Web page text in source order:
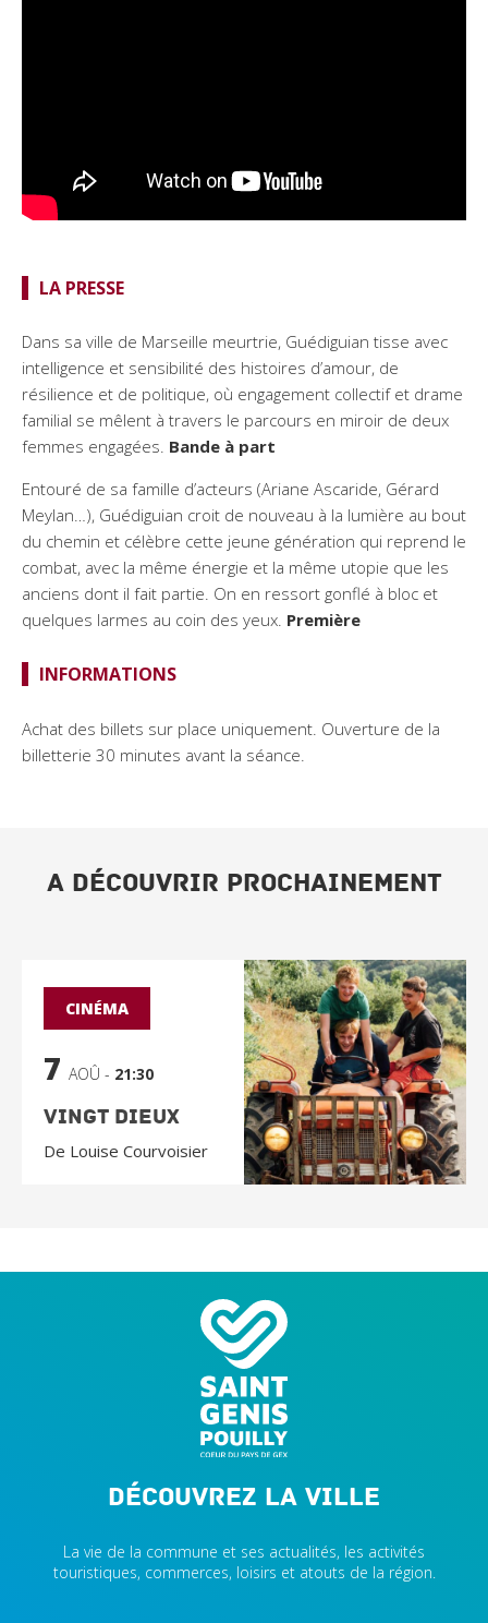
LA PRESSE
Dans sa ville de Marseille meurtrie, Guédiguian tisse avec
intelligence et sensibilité des histoires d’amour, de
résilience et de politique, où engagement collectif et drame
familial se mêlent à travers le parcours en miroir de deux
femmes engagées. Bande à part
Entouré de sa famille d’acteurs (Ariane Ascaride, Gérard
Meylan…), Guédiguian croit de nouveau à la lumière au bout
du chemin et célèbre cette jeune génération qui reprend le
combat, avec la même énergie et la même utopie que les
anciens dont il fait partie. On en ressort gonflé à bloc et
quelques larmes au coin des yeux. Première
INFORMATIONS
Achat des billets sur place uniquement. Ouverture de la
billetterie 30 minutes avant la séance.
A DÉCOUVRIR PROCHAINEMENT
CINÉMA
7 AOÛ - 21:30
Vingt Dieux
De Louise Courvoisier
Découvrez la ville
La vie de la commune et ses actualités, les activités
touristiques, commerces, loisirs et atouts de la région.